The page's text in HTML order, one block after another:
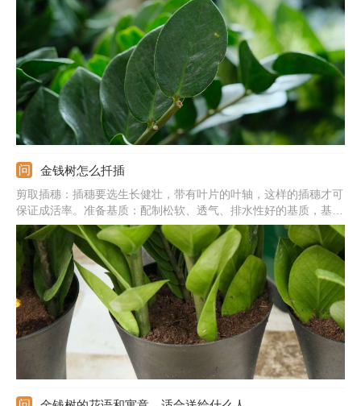
阴暗处养。温度：适宜其生长的温度是20-32℃，过冬温度不要低
于5℃，不然植株就会受到冻伤。
金钱树怎么扦插
剪取插穗：插穗要选生长健壮，带有叶片的叶轴，这样的插穗才可
保证成活率。准备基质：配制松软、透气、排水性好的基质，基质
用之前必须要消毒才行。扦插入土：插穗直接插入基质中，大概入
土插穗的三分之一深，压实土，浇透水。后期管理：给金钱树提供
温暖、通风好、湿润的环境，通常半个月左右就能生根成活。